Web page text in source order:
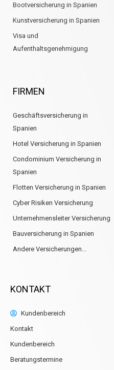
Bootversicherung in Spanien
Kunstversicherung in Spanien
Visa und
Aufenthaltsgenehmigung
FIRMEN
Geschäftsversicherung in
Spanien
Hotel Versicherung in Spanien
Condominium Versicherung in
Spanien
Flotten Versicherung in Spanien
Cyber Risiken Versicherung
Unternehmensleiter Versicherung
Bauversicherung in Spanien
Andere Versicherungen...
KONTAKT
Kundenbereich
Kontakt
Kundenbereich
Beratungstermine